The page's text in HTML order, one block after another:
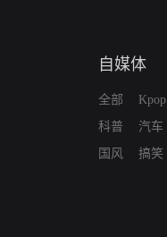
自媒体
全部
科普
国风
Kpop
汽车
搞笑